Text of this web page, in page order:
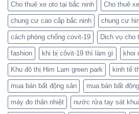
Cho thuê xe oto tại bắc ninh Cho thuê
chung cư cao cấp bắc ninh chung cư
cách phòng chống covit-19 Dịch vụ cho
fashion khi bị côvit-19 thì làm gì khoi
Khu đô thị Him Lam green park kinh tế
mua bán bất động sản mua bán bất
máy đo thân nhiệt nước rửa tay sát